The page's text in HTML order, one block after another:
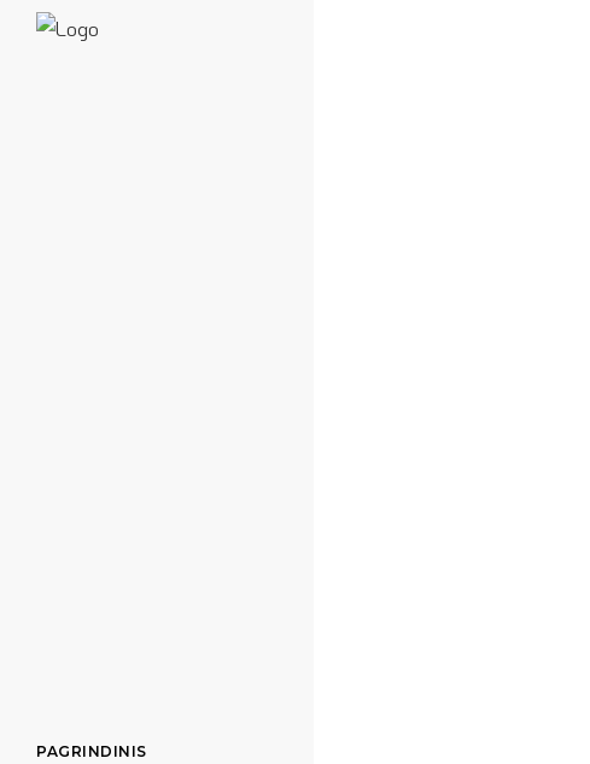
PAGRINDINIS